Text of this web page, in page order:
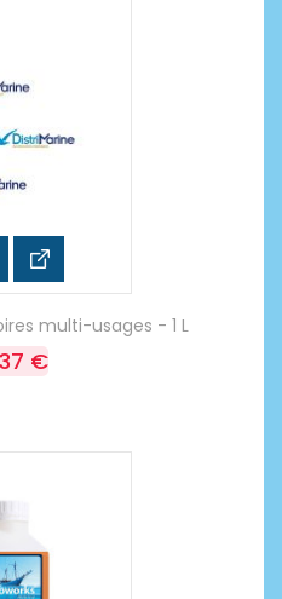
multi-usages - 1 L
€